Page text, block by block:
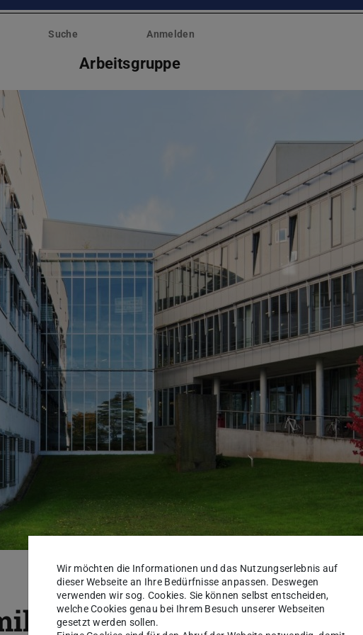
Suche Anmelden
Arbeitsgruppe
Wir möchten die Informationen und das Nutzungserlebnis auf
dieser Webseite an Ihre Bedürfnisse anpassen. Deswegen
verwenden wir sog. Cookies. Sie können selbst entscheiden,
welche Cookies genau bei Ihrem Besuch unserer Webseiten
gesetzt werden sollen.